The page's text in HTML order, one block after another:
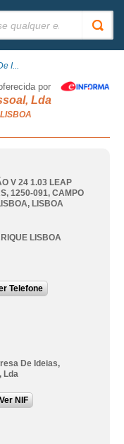
I...
por
Lda
V 24 1.03 LEAP
1250-091, CAMPO
, LISBOA
LISBOA
Telefone
De Ideias,
Lda
Ver NIF